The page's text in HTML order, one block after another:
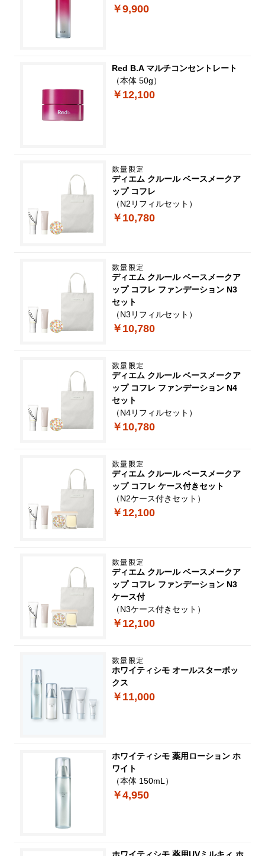
￥9,900
Red B.A マルチコンセントレート
（本体 50g）
￥12,100
ディエム クルール ベースメークア
ップ コフレ
（N2リフィルセット）
￥10,780
ディエム クルール ベースメークア
ップ コフレ ファンデーション N3
セット
（N3リフィルセット）
￥10,780
ディエム クルール ベースメークア
ップ コフレ ファンデーション N4
セット
（N4リフィルセット）
￥10,780
ディエム クルール ベースメークア
ップ コフレ ケース付きセット
（N2ケース付きセット）
￥12,100
ディエム クルール ベースメークア
ップ コフレ ファンデーション N3
ケース付
（N3ケース付きセット）
￥12,100
ホワイティシモ オールスターボッ
クス
￥11,000
ホワイティシモ 薬用ローション ホ
ワイト
（本体 150mL）
￥4,950